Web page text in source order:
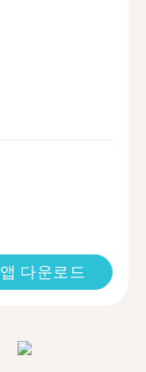
앱 다운로드